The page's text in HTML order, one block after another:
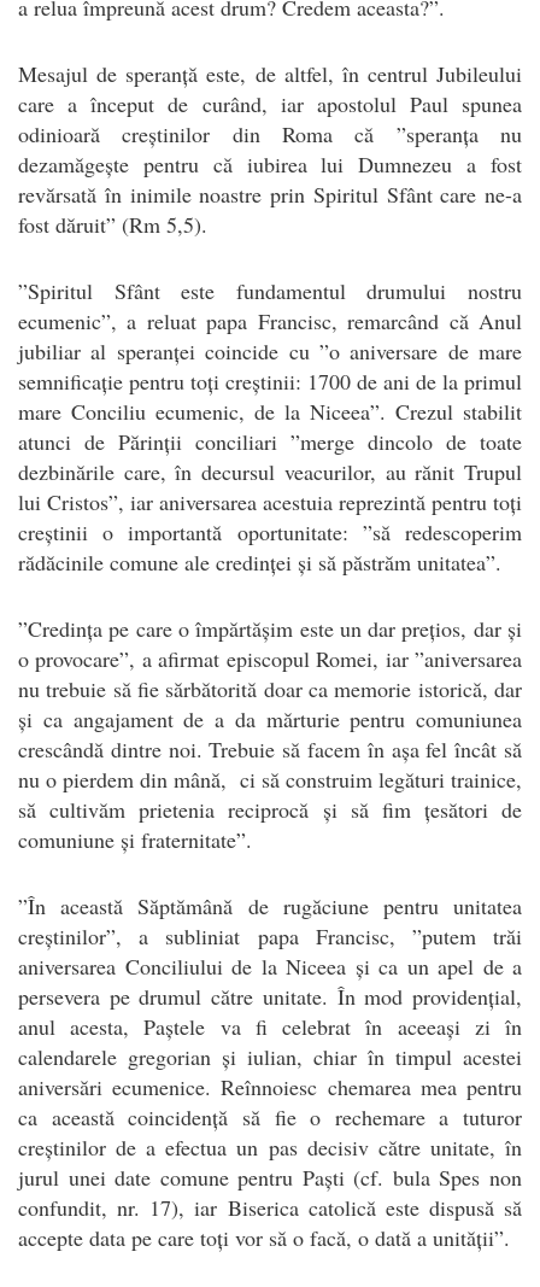
a relua împreună acest drum? Credem aceasta?”.
Mesajul de speranță este, de altfel, în centrul Jubileului
care a început de curând, iar apostolul Paul spunea
odinioară creștinilor din Roma că ”speranța nu
dezamăgește pentru că iubirea lui Dumnezeu a fost
revărsată în inimile noastre prin Spiritul Sfânt care ne-a
fost dăruit” (Rm 5,5).
”Spiritul Sfânt este fundamentul drumului nostru
ecumenic”, a reluat papa Francisc, remarcând că Anul
jubiliar al speranței coincide cu ”o aniversare de mare
semnificație pentru toți creștinii: 1700 de ani de la primul
mare Conciliu ecumenic, de la Niceea”. Crezul stabilit
atunci de Părinții conciliari ”merge dincolo de toate
dezbinările care, în decursul veacurilor, au rănit Trupul
lui Cristos”, iar aniversarea acestuia reprezintă pentru toți
creștinii o importantă oportunitate: ”să redescoperim
rădăcinile comune ale credinței și să păstrăm unitatea”.
”Credința pe care o împărtășim este un dar prețios, dar și
o provocare”, a afirmat episcopul Romei, iar ”aniversarea
nu trebuie să fie sărbătorită doar ca memorie istorică, dar
și ca angajament de a da mărturie pentru comuniunea
crescândă dintre noi. Trebuie să facem în așa fel încât să
nu o pierdem din mână, ci să construim legături trainice,
să cultivăm prietenia reciprocă și să fim țesători de
comuniune și fraternitate”.
”În această Săptămână de rugăciune pentru unitatea
creștinilor”, a subliniat papa Francisc, ”putem trăi
aniversarea Conciliului de la Niceea și ca un apel de a
persevera pe drumul către unitate. În mod providențial,
anul acesta, Paștele va fi celebrat în aceeași zi în
calendarele gregorian și iulian, chiar în timpul acestei
aniversări ecumenice. Reînnoiesc chemarea mea pentru
ca această coincidență să fie o rechemare a tuturor
creștinilor de a efectua un pas decisiv către unitate, în
jurul unei date comune pentru Paști (cf. bula Spes non
confundit, nr. 17), iar Biserica catolică este dispusă să
accepte data pe care toți vor să o facă, o dată a unității”.